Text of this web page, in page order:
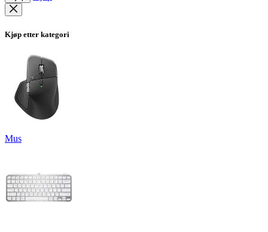
Kjøp etter kategori
Mus